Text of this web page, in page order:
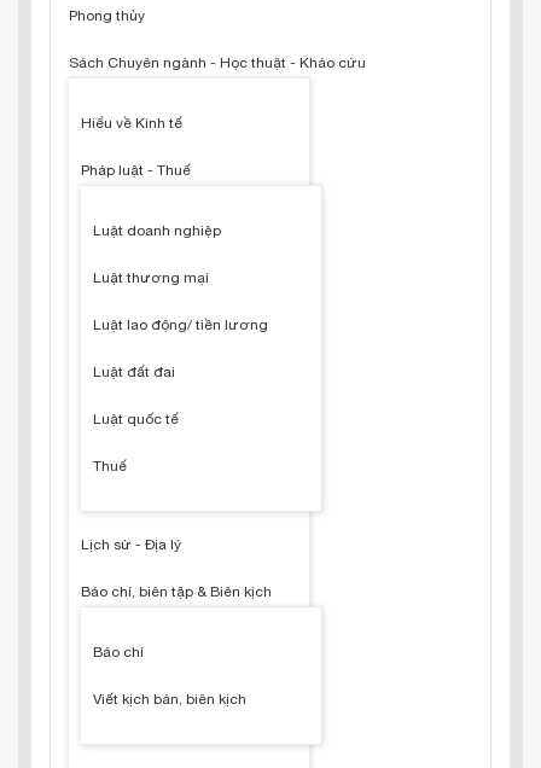
Phong thủy
Sách Chuyên ngành - Học thuật - Khảo cứu
Hiểu về Kinh tế
Pháp luật - Thuế
Luật doanh nghiệp
Luật thương mại
Luật lao động/ tiền lương
Luật đất đai
Luật quốc tế
Thuế
Lịch sử - Địa lý
Báo chí, biên tập & Biên kịch
Báo chí
Viết kịch bản, biên kịch